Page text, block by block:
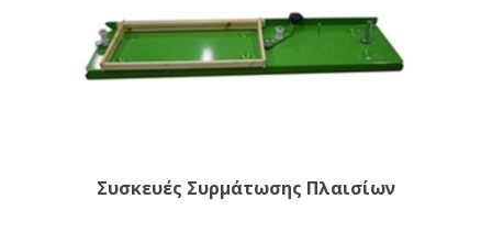
Συσκευές Συρμάτωσης Πλαισίων